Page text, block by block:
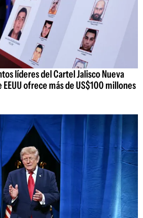
líderes del Cartel Jalisco Nueva
ofrece más de US$100 millones